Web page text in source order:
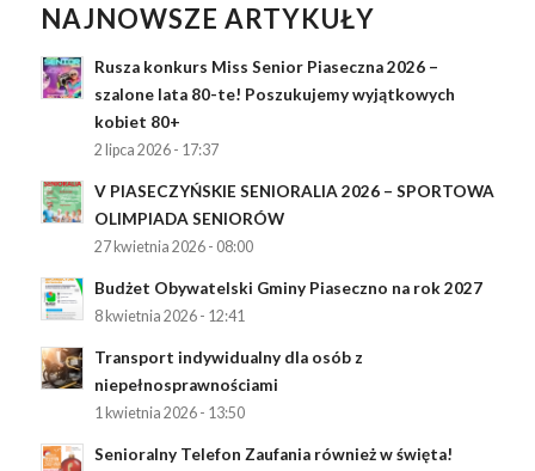
NAJNOWSZE ARTYKUŁY
Rusza konkurs Miss Senior Piaseczna 2026 –
szalone lata 80-te! Poszukujemy wyjątkowych
kobiet 80+
2 lipca 2026 - 17:37
V PIASECZYŃSKIE SENIORALIA 2026 – SPORTOWA
OLIMPIADA SENIORÓW
27 kwietnia 2026 - 08:00
Budżet Obywatelski Gminy Piaseczno na rok 2027
8 kwietnia 2026 - 12:41
Transport indywidualny dla osób z
niepełnosprawnościami
1 kwietnia 2026 - 13:50
Senioralny Telefon Zaufania również w święta!